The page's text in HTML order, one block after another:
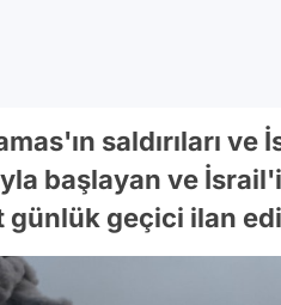
saldırıları
başlayan ve
günlük geçici ilan